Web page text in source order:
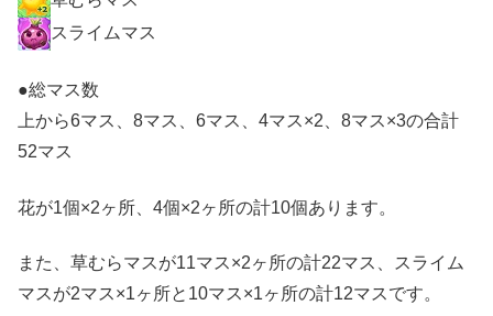
スライムマス
●総マス数
上から6マス、8マス、6マス、4マス×2、8マス×3の合計
52マス
花が1個×2ヶ所、4個×2ヶ所の計10個あります。
また、草むらマスが11マス×2ヶ所の計22マス、スライム
マスが2マス×1ヶ所と10マス×1ヶ所の計12マスです。